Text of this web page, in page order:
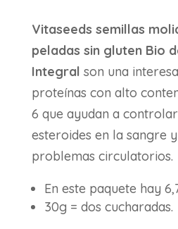
Vitaseeds semillas
peladas sin gluten Bio
Integral son una
proteínas con alto
6 que ayudan a
esteroides en la sangre
problemas circulatorios.
En este paquete hay
30g = dos cucharadas.